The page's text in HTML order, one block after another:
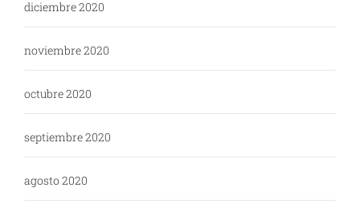
diciembre 2020
noviembre 2020
octubre 2020
septiembre 2020
agosto 2020